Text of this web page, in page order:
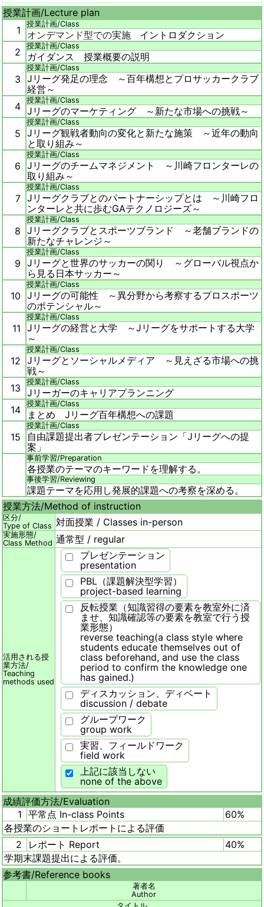
授業計画/Lecture plan
1
授業計画/Class
オンデマンド型での実施 イントロダクション
2
授業計画/Class
ガイダンス 授業概要の説明
3
授業計画/Class
Jリーグ発足の理念 ～百年構想とプロサッカークラブ
経営～
4
授業計画/Class
Jリーグのマーケティング ～新たな市場への挑戦～
5
授業計画/Class
Jリーグ観戦者動向の変化と新たな施策 ～近年の動向
と取り組み～
6
授業計画/Class
Jリーグのチームマネジメント ～川崎フロンターレの
取り組み～
7
授業計画/Class
Jリーグクラブとのパートナーシップとは ～川崎フロ
ンターレと共に歩むGAテクノロジーズ～
8
授業計画/Class
Jリーグクラブとスポーツブランド ～老舗ブランドの
新たなチャレンジ～
9
授業計画/Class
Jリーグと世界のサッカーの関り ～グローバル視点か
ら見る日本サッカー～
10
授業計画/Class
Jリーグの可能性 ～異分野から考察するプロスポーツ
のポテンシャル～
11
授業計画/Class
Jリーグの経営と大学 ～Jリーグをサポートする大学
～
12
授業計画/Class
Jリーグとソーシャルメディア ～見えざる市場への挑
戦～
13
授業計画/Class
Jリーガーのキャリアプランニング
14
授業計画/Class
まとめ Jリーグ百年構想への課題
15
授業計画/Class
自由課題提出者プレゼンテーション「Jリーグへの提
案」
事前学習/Preparation
各授業のテーマのキーワードを理解する。
事後学習/Reviewing
課題テーマを応用し発展的課題への考察を深める。
授業方法/Method of instruction
区分/
Type of Class 対面授業 / Classes in-person
実施形態/
Class Method 通常型 / regular
活用される授
業方法/
Teaching
methods used
プレゼンテーション
presentation
PBL（課題解決型学習）
project-based learning
反転授業（知識習得の要素を教室外に済
ませ、知識確認等の要素を教室で行う授
業形態）
reverse teaching(a class style where
students educate themselves out of
class beforehand, and use the class
period to confirm the knowledge one
has gained.)
ディスカッション、ディベート
discussion / debate
グループワーク
group work
実習、フィールドワーク
field work
上記に該当しない
none of the above
成績評価方法/Evaluation
1 平常点 In-class Points
60%
各授業のショートレポートによる評価
2
レポート Report
40%
学期末課題提出による評価。
参考書/Reference books
著者名
Author